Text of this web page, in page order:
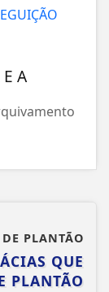
A
PLANTÃO
QUE
PLANTÃO